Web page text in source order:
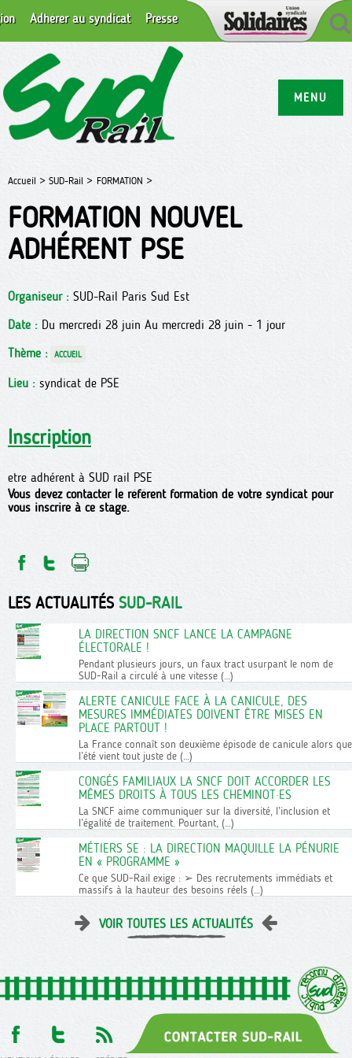
MENU
Adhérer au syndicat Presse
Accueil > SUD-Rail > FORMATION >
FORMATION NOUVEL
ADHÉRENT PSE
Organiseur : SUD-Rail Paris Sud Est
Date : Du mercredi 28 juin Au mercredi 28 juin - 1 jour
Thème : ACCUEIL
Lieu : syndicat de PSE
Inscription
etre adhérent à SUD rail PSE
Vous devez contacter le référent formation de votre syndicat pour
vous inscrire à ce stage.
LES ACTUALITÉS SUD-RAIL
LA DIRECTION SNCF LANCE LA CAMPAGNE
ÉLECTORALE !
Pendant plusieurs jours, un faux tract usurpant le nom de
SUD-Rail a circulé à une vitesse (…)
ALERTE CANICULE FACE À LA CANICULE, DES
MESURES IMMÉDIATES DOIVENT ÊTRE MISES EN
PLACE PARTOUT !
La France connaît son deuxième épisode de canicule alors que
l’été vient tout juste de (…)
CONGÉS FAMILIAUX LA SNCF DOIT ACCORDER LES
MÊMES DROITS À TOUS LES CHEMINOT·ES
La SNCF aime communiquer sur la diversité, l’inclusion et
l’égalité de traitement. Pourtant, (…)
MÉTIERS SE : LA DIRECTION MAQUILLE LA PÉNURIE
EN « PROGRAMME »
Ce que SUD-Rail exige : ➢ Des recrutements immédiats et
massifs à la hauteur des besoins réels (…)
VOIR TOUTES LES ACTUALITÉS